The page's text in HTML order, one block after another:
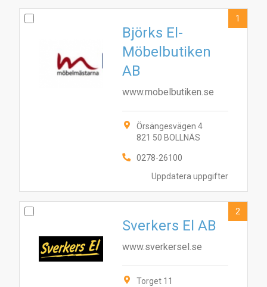
Uppdatera uppgifter
Björks El-
Möbelbutiken
AB
www.mobelbutiken.se
Örsängesvägen 4
821 50 BOLLNÄS
0278-26100
1
Sverkers El AB
www.sverkersel.se
Torget 11
2